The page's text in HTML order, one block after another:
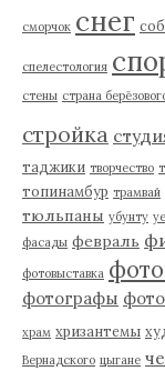
сморчок снег
спелестология
стены страна
стройка
таджики творчество
топинамбур трамвай
тюльпаны убунту
фасады февраль
фотовыставка
фотографы
храм хризантемы
Вернадского цыгане